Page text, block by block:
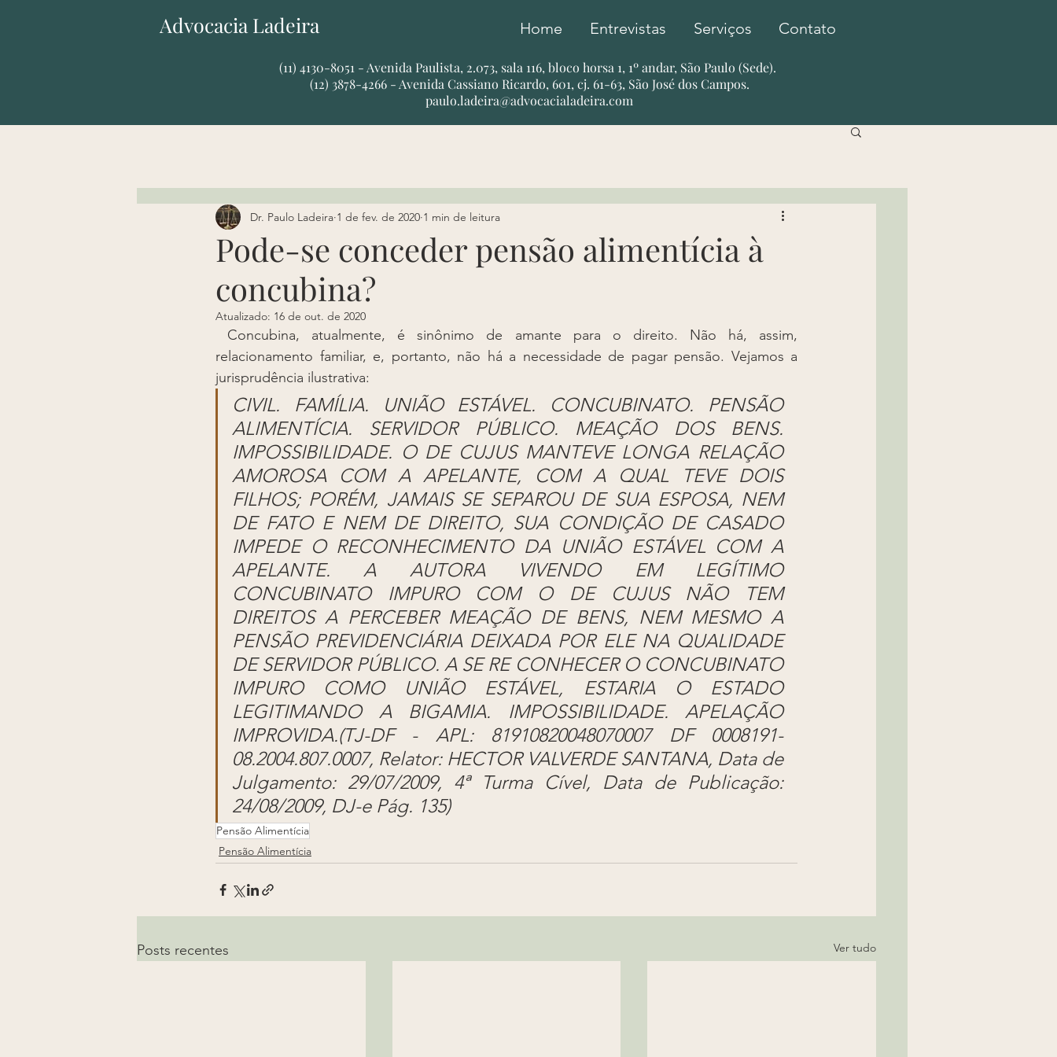
Advocacia Ladeira Home Entrevistas Serviços Contato
​​(11) 4130-8051 - Avenida Paulista, 2.073, sala 116, bloco horsa 1, 1º andar, São Paulo (Sede).
(12) 3878-4266 - Avenida Cassiano Ricardo, 601, cj. 61-63, São José dos Campos.
paulo.ladeira@advocacialadeira.com
Pode-se conceder pensão alimentícia à
concubina?
Dr. Paulo Ladeira 1 de fev. de 2020 1 min de leitura
Atualizado: 16 de out. de 2020
relacionamento familiar, e, portanto, não há a necessidade de pagar pensão. Vejamos a
jurisprudência ilustrativa:
CIVIL. FAMÍLIA. UNIÃO ESTÁVEL. CONCUBINATO. PENSÃO
ALIMENTÍCIA. SERVIDOR PÚBLICO. MEAÇÃO DOS BENS.
IMPOSSIBILIDADE. O DE CUJUS MANTEVE LONGA RELAÇÃO
AMOROSA COM A APELANTE, COM A QUAL TEVE DOIS
FILHOS; PORÉM, JAMAIS SE SEPAROU DE SUA ESPOSA, NEM
DE FATO E NEM DE DIREITO, SUA CONDIÇÃO DE CASADO
IMPEDE O RECONHECIMENTO DA UNIÃO ESTÁVEL COM A
APELANTE. A AUTORA VIVENDO EM LEGÍTIMO
CONCUBINATO IMPURO COM O DE CUJUS NÃO TEM
DIREITOS A PERCEBER MEAÇÃO DE BENS, NEM MESMO A
PENSÃO PREVIDENCIÁRIA DEIXADA POR ELE NA QUALIDADE
DE SERVIDOR PÚBLICO. A SE RE CONHECER O CONCUBINATO
IMPURO COMO UNIÃO ESTÁVEL, ESTARIA O ESTADO
LEGITIMANDO A BIGAMIA. IMPOSSIBILIDADE. APELAÇÃO
IMPROVIDA.(TJ-DF - APL: 81910820048070007 DF 0008191-
08.2004.807.0007, Relator: HECTOR VALVERDE SANTANA, Data de
Julgamento: 29/07/2009, 4ª Turma Cível, Data de Publicação:
24/08/2009, DJ-e Pág. 135)
Pensão Alimentícia
Pensão Alimentícia
Posts recentes Ver tudo